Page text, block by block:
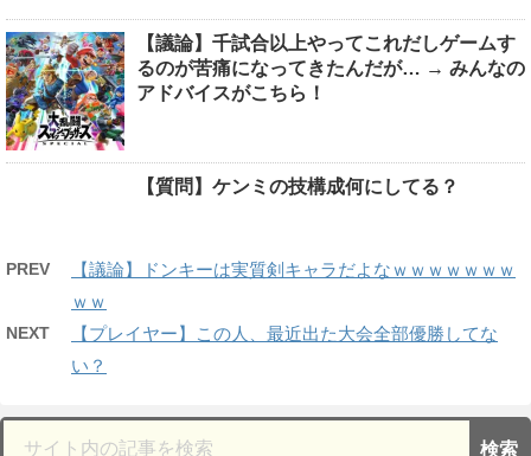
【議論】千試合以上やってこれだしゲームす
るのが苦痛になってきたんだが… → みんなの
アドバイスがこちら！
【質問】ケンミの技構成何にしてる？
PREV
【議論】ドンキーは実質剣キャラだよなｗｗｗｗｗｗｗ
ｗｗ
NEXT
【プレイヤー】この人、最近出た大会全部優勝してな
い？